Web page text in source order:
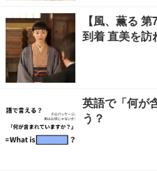
【風、薫る
到着 直美を訪
英語で「何が
う？